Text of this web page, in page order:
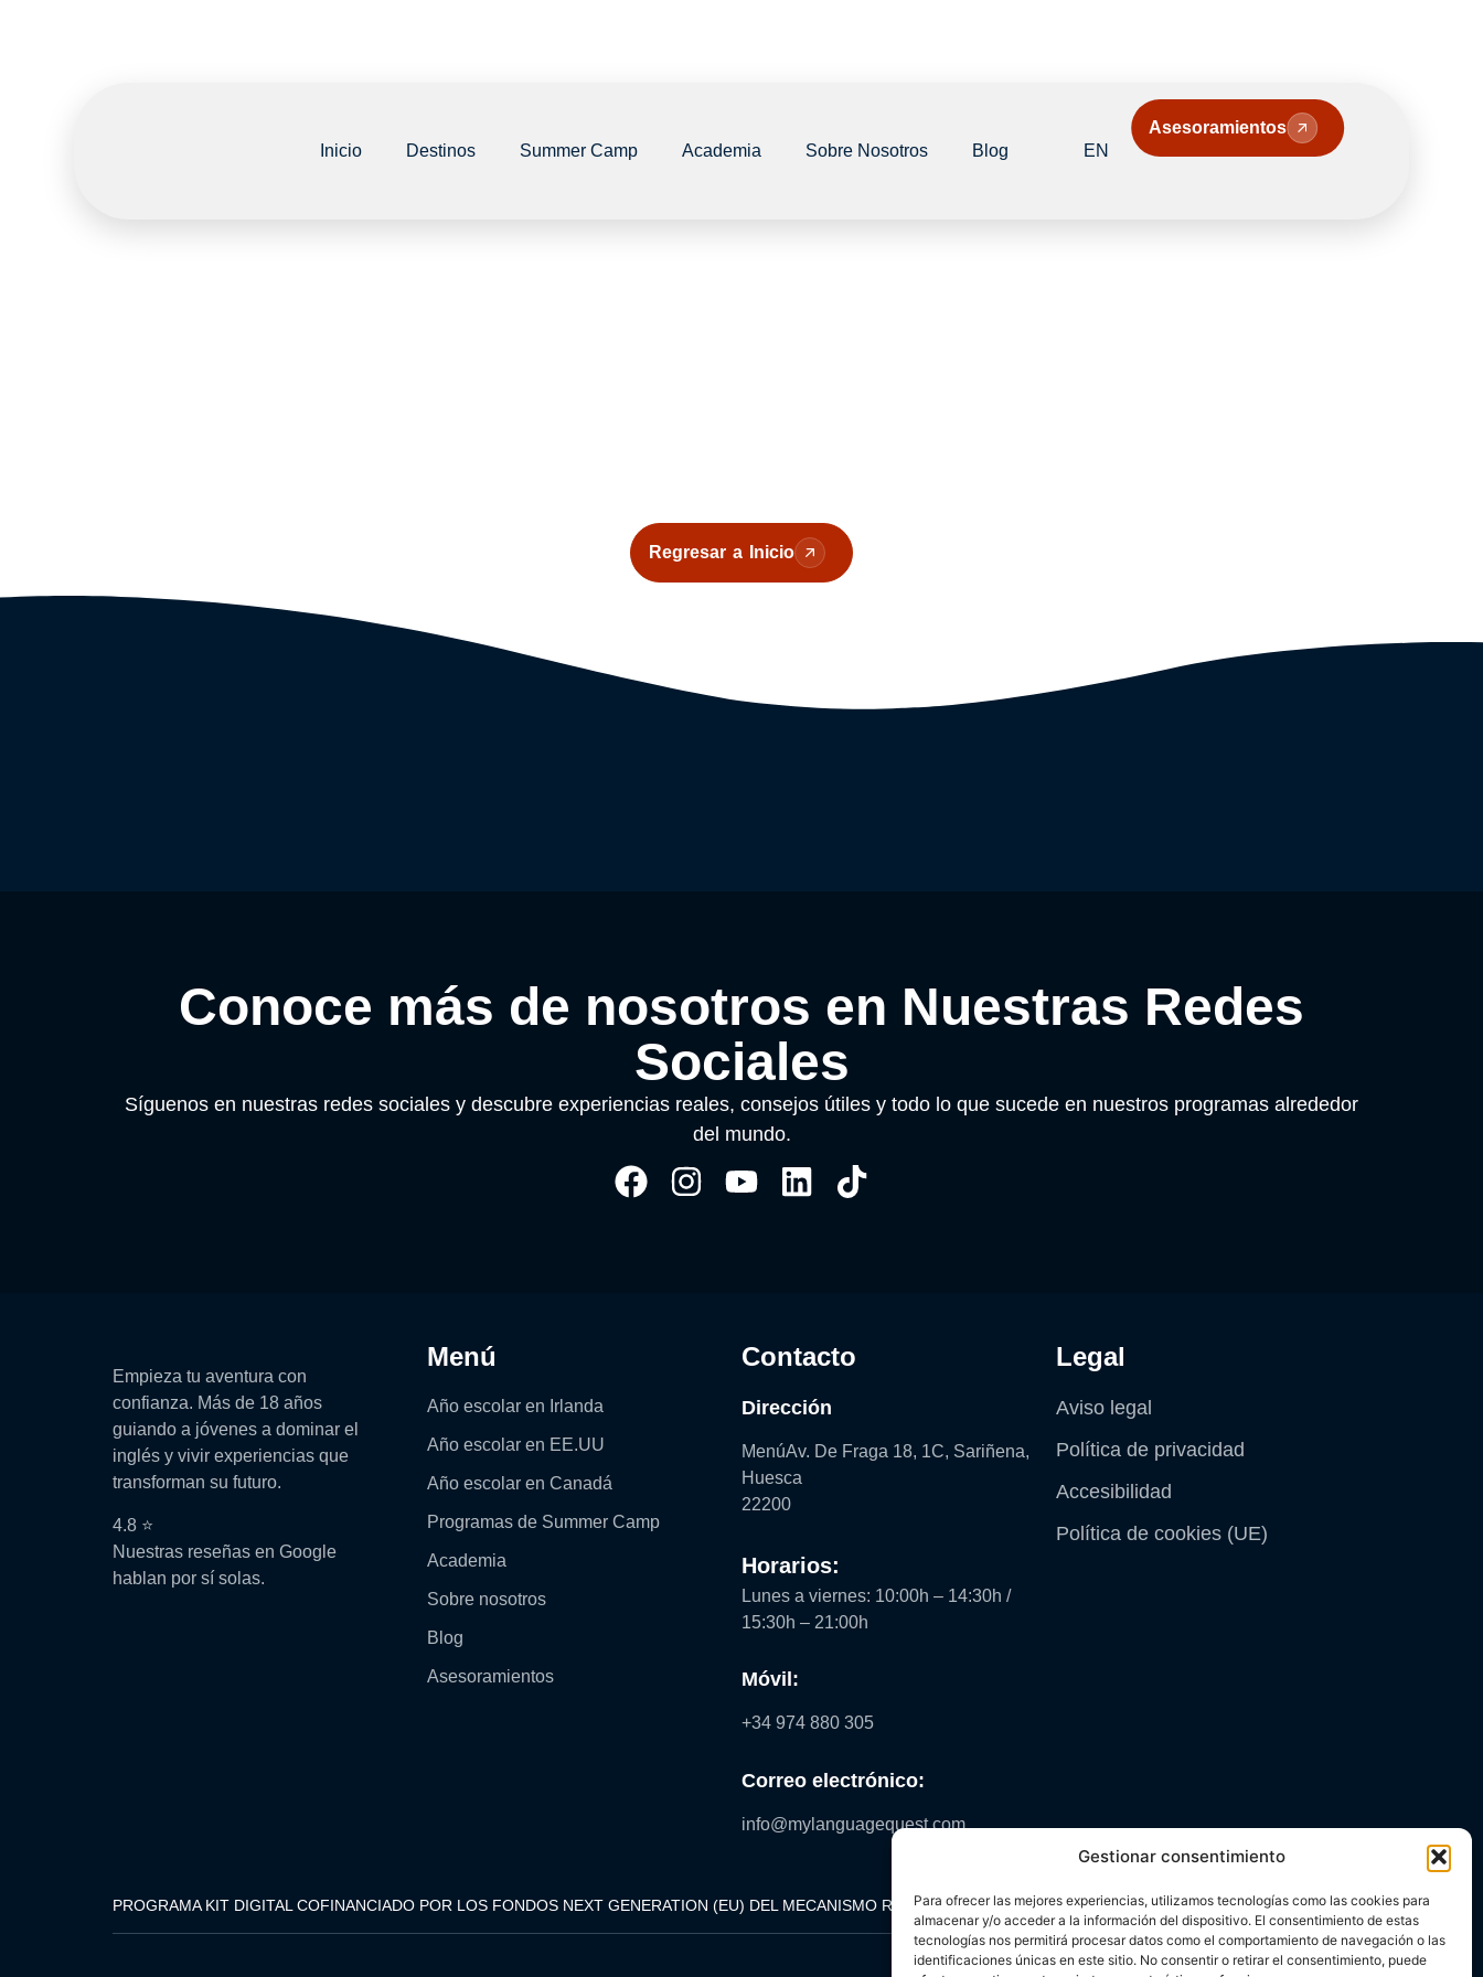
Gestionar consentimiento
Para ofrecer las mejores experiencias, utilizamos tecnologías como las cookies para
almacenar y/o acceder a la información del dispositivo. El consentimiento de estas
tecnologías nos permitirá procesar datos como el comportamiento de navegación o las
identificaciones únicas en este sitio. No consentir o retirar el consentimiento, puede
Inicio Destinos Summer Camp Academia Sobre Nosotros Blog EN
Asesoramientos
Regresar a Inicio
Conoce más de nosotros en Nuestras Redes
Sociales
Síguenos en nuestras redes sociales y descubre experiencias reales, consejos útiles y todo lo que sucede en nuestros programas alrededor
del mundo.
Empieza tu aventura con
confianza. Más de 18 años
guiando a jóvenes a dominar el
inglés y vivir experiencias que
transforman su futuro.
4.8 ⭐
Nuestras reseñas en Google
hablan por sí solas.
Menú
Año escolar en Irlanda
Año escolar en EE.UU
Año escolar en Canadá
Programas de Summer Camp
Academia
Sobre nosotros
Blog
Asesoramientos
Contacto
Dirección
MenúAv. De Fraga 18, 1C, Sariñena,
Huesca
22200
Horarios:
Lunes a viernes: 10:00h – 14:30h /
15:30h – 21:00h
Móvil:
+34 974 880 305
Correo electrónico:
info@mylanguagequest.com
Legal
Aviso legal
Política de privacidad
Accesibilidad
Política de cookies (UE)
PROGRAMA KIT DIGITAL COFINANCIADO POR LOS FONDOS NEXT GENERATION (EU) DEL MECANISMO RECUPERACIÓN Y RESILIENCIA